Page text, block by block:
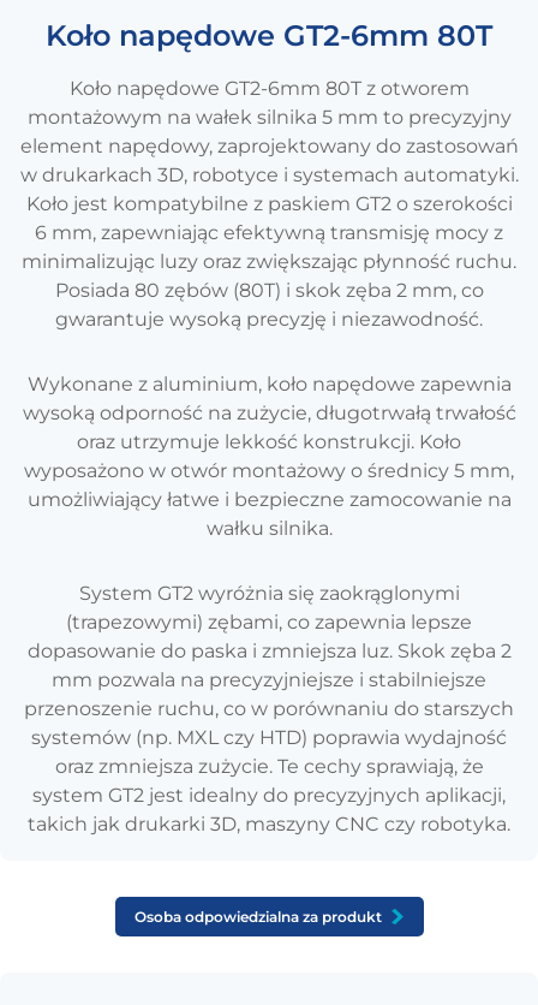
Koło napędowe GT2-6mm 80T
Koło napędowe GT2-6mm 80T z otworem
montażowym na wałek silnika 5 mm to precyzyjny
element napędowy, zaprojektowany do zastosowań
w drukarkach 3D, robotyce i systemach automatyki.
Koło jest kompatybilne z paskiem GT2 o szerokości
6 mm, zapewniając efektywną transmisję mocy z
minimalizując luzy oraz zwiększając płynność ruchu.
Posiada 80 zębów (80T) i skok zęba 2 mm, co
gwarantuje wysoką precyzję i niezawodność.
Wykonane z aluminium, koło napędowe zapewnia
wysoką odporność na zużycie, długotrwałą trwałość
oraz utrzymuje lekkość konstrukcji. Koło
wyposażono w otwór montażowy o średnicy 5 mm,
umożliwiający łatwe i bezpieczne zamocowanie na
wałku silnika.
System GT2 wyróżnia się zaokrąglonymi
(trapezowymi) zębami, co zapewnia lepsze
dopasowanie do paska i zmniejsza luz. Skok zęba 2
mm pozwala na precyzyjniejsze i stabilniejsze
przenoszenie ruchu, co w porównaniu do starszych
systemów (np. MXL czy HTD) poprawia wydajność
oraz zmniejsza zużycie. Te cechy sprawiają, że
system GT2 jest idealny do precyzyjnych aplikacji,
takich jak drukarki 3D, maszyny CNC czy robotyka.
Osoba odpowiedzialna za produkt